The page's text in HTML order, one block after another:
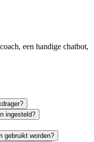
een handige chatbot,
ingesteld?
gebruikt worden?